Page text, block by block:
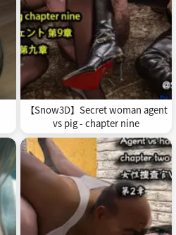
【Snow3D】Secret woman agent
vs pig - chapter nine